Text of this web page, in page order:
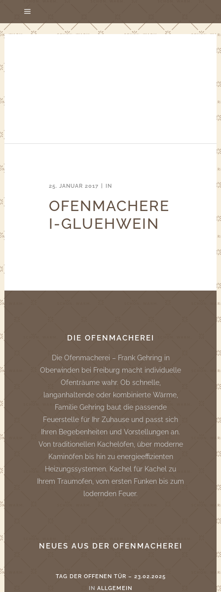
25. JANUAR 2017 IN
OFENMACHERE
I-GLUEHWEIN
DIE OFENMACHEREI
Die Ofenmacherei – Frank Gehring in
Oberwinden bei Freiburg macht individuelle
Ofenträume wahr. Ob schnelle,
langanhaltende oder kombinierte Wärme,
Familie Gehring baut die passende
Feuerstelle für Ihr Zuhause und passt sich
Ihren Begebenheiten und Vorstellungen an.
Von traditionellen Kachelöfen, über moderne
Kaminöfen bis hin zu energieeffizienten
Heizungssystemen. Kachel für Kachel zu
Ihrem Traumofen, vom ersten Funken bis zum
lodernden Feuer.
NEUES AUS DER OFENMACHEREI
TAG DER OFFENEN TÜR – 23.02.2025
IN ALLGEMEIN